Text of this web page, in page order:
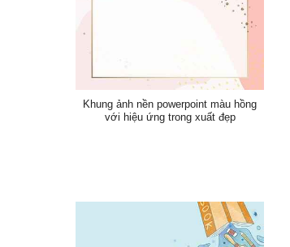
Khung ảnh nền powerpoint màu hồng
với hiệu ứng trong xuất đẹp